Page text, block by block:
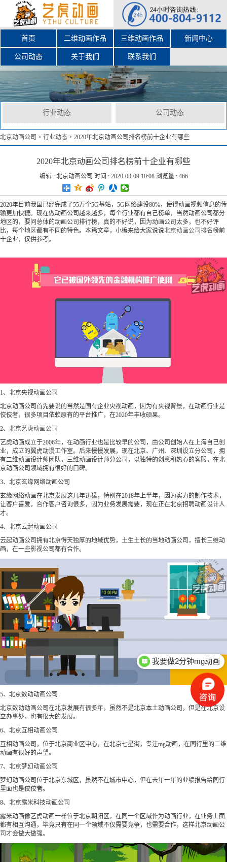
首页 二维动画作品 三维动画作品 新闻中心
公司动态 关于我们 联系我们
行业动态 公司动态
北京动画公司 > 行业动态 > 2020年北京动画公司排名榜前十企业有哪些
2020年北京动画公司排名榜前十企业有哪些
编辑 : 北京动画公司 时间 : 2020-03-09 10:08 浏览量 : 466
2020年目前我国已经完成了55万个5G基站，5G网络建设80%，使得动画视频信息的传
输更加快捷。现在做动画公司越来越多，每个行业都有自己榜单，当然动画公司都分
地区的，要问总体的动画公司排行榜，真的不好说，因为动画公司太多，也不好评
比，每个地区都有不同的特色。本篇文章，小编来给大家说说北京动画公司排名榜前
十企业，仅供参考。
1、北京央视动画公司
北京动画公司首先要说的当然是国有企业央视动画，因为有央视背景，在动画行业是
佼佼者，很多项目依赖原有的平台推广，在2020年丰收硕果。
2、 北京艺虎动画公司
艺虎动画成立于2006年，在动画行业也是比较早的公司，由公司创始人在上海自己创
业，成立的翼虎动漫工作室。后来慢慢发展，现在北京、广州、深圳设立分公司，拥
有二维动画设计师团队，三维动画设计师分公司，以独特的创意和热心的客服，在北
京动画公司领域拥有很好的口碑。
3、北京玄缘网络动画公司
玄缘网络动画在北京发展这几年迅猛，特别在2018年上半年，因为实力的制作技术，
让客户喜爱，合作客户咨询很多，因为业务发展需要，现在正在北京招聘动画设计人
才。
4、北京云起动画公司
云起动画公司拥有北京得天独厚的地域优势，土生土长的当地动画公司，擅长三维动
画，在一些影视公司都有合作。
5、北京数动动画公司
北京数动动画公司在北京发展有很多年，虽然不是北京本土动画公司，但是在北京设
立办事处，也有很大的发展。
6、北京互相动画公司
互相动画公司，位于北京商业区中心，在北京七星街，专注mg动画，在同行里的二维
动画有很好的声望。
7、北京梦幻动画公司
梦幻动画公司位于北京东城区，虽然不在城市中心，但在去年一年的业绩报告给同行
里面也是佼佼者。
8、北京露米科技动画公司
露米动画像艺虎动画一样位于北京朝阳区，在同一个区域作为动画行业，在业务上面
都有相互沟通，毕竟只有在同一个领域不仅需要竞争，也需要合作，这样北京动画公
司才会做大做强。
我要做2分钟mg动画